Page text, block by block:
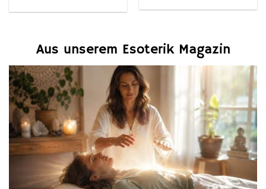
Aus unserem Esoterik Magazin